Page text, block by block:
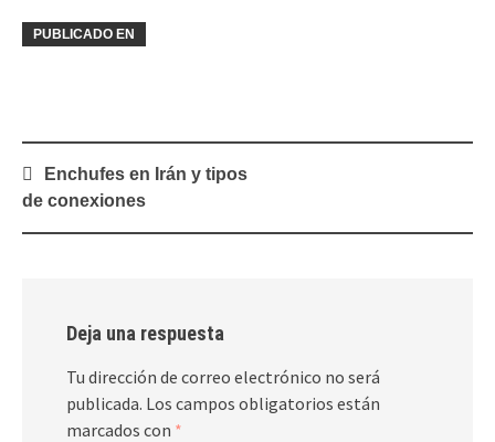
PUBLICADO EN
Navegación
de
Enchufes en Irán y tipos
de conexiones
Deja una respuesta
Tu dirección de correo electrónico no será
publicada. Los campos obligatorios están
marcados con *